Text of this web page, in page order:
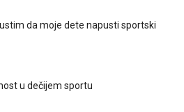
da moje dete napusti sportski
u dečijem sportu